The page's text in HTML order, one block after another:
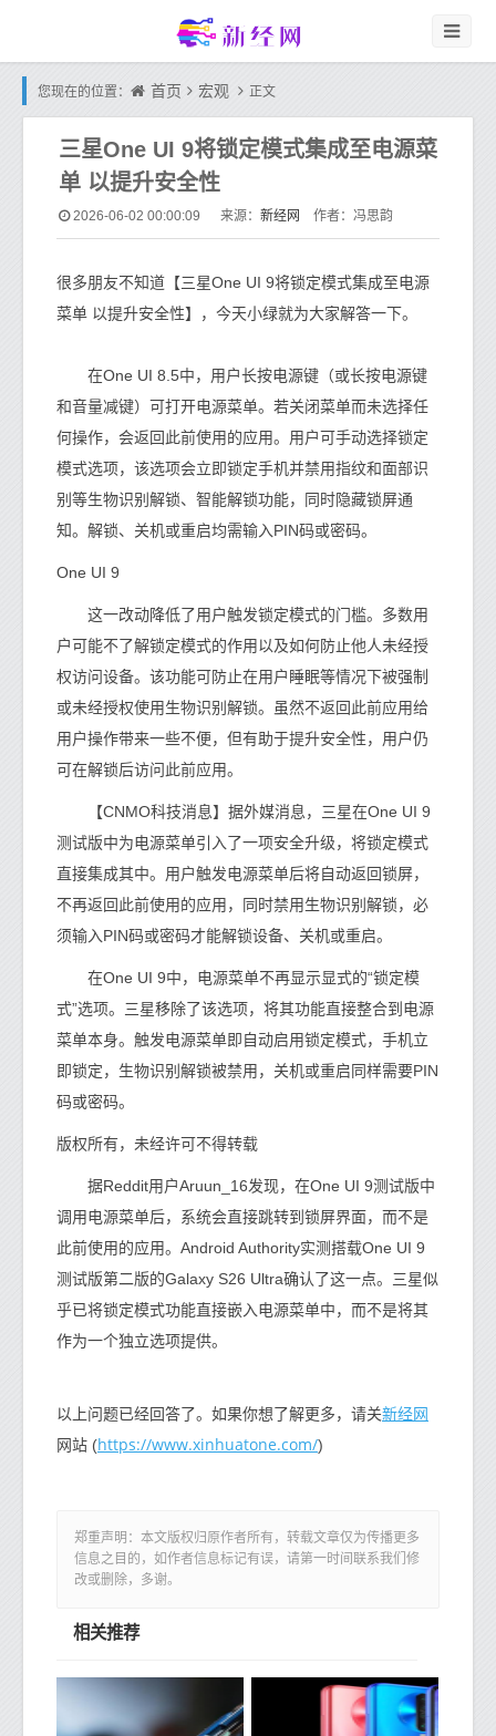
您现在的位置： 首页 宏观 正文
三星One UI 9将锁定模式集成至电源菜
单 以提升安全性
2026-06-02 00:00:09 来源： 新经网 作者：冯思韵
很多朋友不知道【三星One UI 9将锁定模式集成至电源
菜单 以提升安全性】，今天小绿就为大家解答一下。
在One UI 8.5中，用户长按电源键（或长按电源键
和音量减键）可打开电源菜单。若关闭菜单而未选择任
何操作，会返回此前使用的应用。用户可手动选择锁定
模式选项，该选项会立即锁定手机并禁用指纹和面部识
别等生物识别解锁、智能解锁功能，同时隐藏锁屏通
知。解锁、关机或重启均需输入PIN码或密码。
One UI 9
这一改动降低了用户触发锁定模式的门槛。多数用
户可能不了解锁定模式的作用以及如何防止他人未经授
权访问设备。该功能可防止在用户睡眠等情况下被强制
或未经授权使用生物识别解锁。虽然不返回此前应用给
用户操作带来一些不便，但有助于提升安全性，用户仍
可在解锁后访问此前应用。
【CNMO科技消息】据外媒消息，三星在One UI 9
测试版中为电源菜单引入了一项安全升级，将锁定模式
直接集成其中。用户触发电源菜单后将自动返回锁屏，
不再返回此前使用的应用，同时禁用生物识别解锁，必
须输入PIN码或密码才能解锁设备、关机或重启。
在One UI 9中，电源菜单不再显示显式的“锁定模
式”选项。三星移除了该选项，将其功能直接整合到电源
菜单本身。触发电源菜单即自动启用锁定模式，手机立
即锁定，生物识别解锁被禁用，关机或重启同样需要PIN
码或密码。
版权所有，未经许可不得转载
据Reddit用户Aruun_16发现，在One UI 9测试版中
调用电源菜单后，系统会直接跳转到锁屏界面，而不是
此前使用的应用。Android Authority实测搭载One UI 9
测试版第二版的Galaxy S26 Ultra确认了这一点。三星似
乎已将锁定模式功能直接嵌入电源菜单中，而不是将其
作为一个独立选项提供。
以上问题已经回答了。如果你想了解更多，请关新经网
网站 (https://www.xinhuatone.com/)
郑重声明：本文版权归原作者所有，转载文章仅为传播更多
信息之目的，如作者信息标记有误，请第一时间联系我们修
改或删除，多谢。
相关推荐